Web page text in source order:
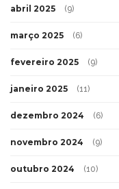
abril 2025 (9)
março 2025 (6)
fevereiro 2025 (9)
janeiro 2025 (11)
dezembro 2024 (6)
novembro 2024 (9)
outubro 2024 (10)